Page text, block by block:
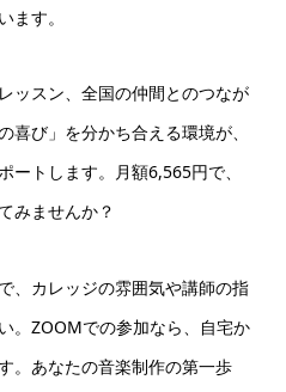
ます。
ッスン、全国の仲間とのつなが
喜び」を分かち合える環境が、
ートします。月額6,565円で、
みませんか？
、カレッジの雰囲気や講師の指
。ZOOMでの参加なら、自宅か
。あなたの音楽制作の第一歩